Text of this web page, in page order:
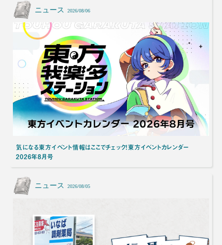
ニュース 2026/08/06
気になる東方イベント情報はここでチェック！東方イベントカレンダー
2026年8月号
ニュース 2026/08/05